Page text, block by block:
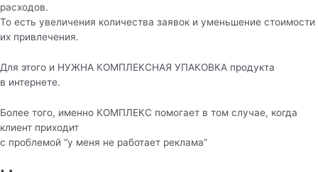
расходов.
То есть увеличения количества заявок и уменьшение стоимости
их привлечения.
Для этого и НУЖНА КОМПЛЕКСНАЯ УПАКОВКА продукта
в интернете.
Более того, именно КОМПЛЕКС помогает в том случае, когда
клиент приходит
с проблемой “у меня не работает реклама”